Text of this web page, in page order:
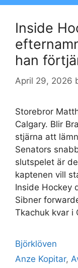
Inside
han
April 29, 2026
Storebror
Calgary. Blir
stjärna att
Senators
slutspelet är
kaptenen vill
Inside Hockey
Sibner
Tkachuk kvar i
Categories
Björklöven
Tags
Anze Kopitar,